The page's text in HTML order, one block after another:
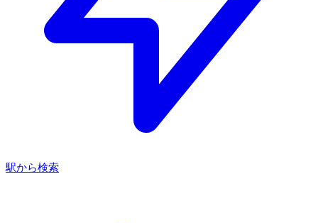
駅から検索